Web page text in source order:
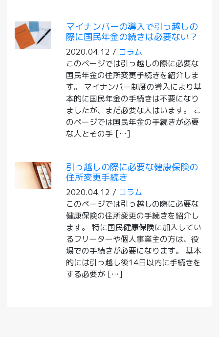
マイナンバーの導入で引っ越しの
際に国民年金の続きは必要ない？
2020.04.12 / コラム
このページでは引っ越しの際に必要な
国民年金の住所変更手続きを紹介しま
す。 マイナンバー制度の導入により基
本的に国民年金の手続きは不要になり
ましたが、まだ必要な人はいます。 こ
のページでは国民年金の手続きが必要
な人とその手 […]
引っ越しの際に必要な健康保険の
住所変更手続き
2020.04.12 / コラム
このページでは引っ越しの際に必要な
健康保険の住所変更の手続きを紹介し
ます。 特に国民健康保険に加入してい
るフリーターや個人事業主の方は、役
場での手続きが必要になります。 基本
的には引っ越し後14日以内に手続きを
する必要が […]